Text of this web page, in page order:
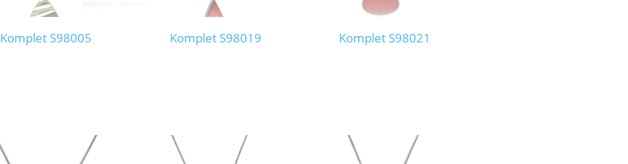
Komplet S98005 Komplet S98019 Komplet S98021